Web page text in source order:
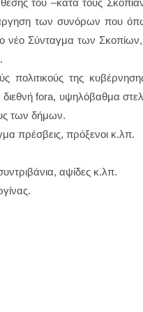
του –κατά τους
των συνόρων που
Σύνταγμα των Σκοπίων,
της
διεθνή fora, υψηλόβαθμα
των δήμων.
πρέσβεις, πρόξενοι κ.λπ.
αψίδες κ.λπ.